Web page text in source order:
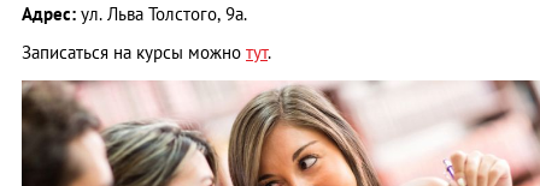
Адрес: ул. Льва Толстого, 9а.
Записаться на курсы можно тут.